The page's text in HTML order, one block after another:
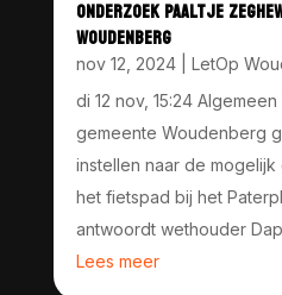
ONDERZOEK PAALTJE
WOUDENBERG
nov 12, 2024| LetOp
di 12 nov, 15:24
gemeente Woudenberg
instellen naar de
het fietspad bij het
antwoordt wethouder
Lees meer